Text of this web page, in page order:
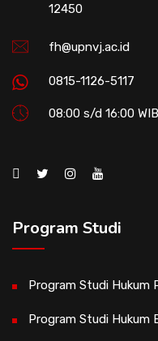
12450
fh@upnvj.ac.id
0815-1126-5117
08:00 s/d 16:00 WIB
Program Studi
Program Studi Hukum
Program Studi Hukum